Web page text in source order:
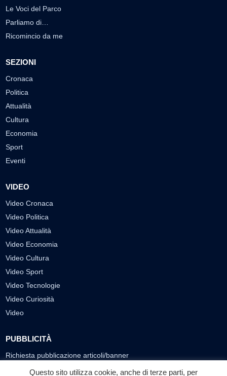
Le Voci del Parco
Parliamo di…
Ricomincio da me
SEZIONI
Cronaca
Politica
Attualità
Cultura
Economia
Sport
Eventi
VIDEO
Video Cronaca
Video Politica
Video Attualità
Video Economia
Video Cultura
Video Sport
Video Tecnologie
Video Curiosità
Video
PUBBLICITÀ
Richiesta pubblicazione articoli/banner
Questo sito utilizza cookie, anche di terze parti, per